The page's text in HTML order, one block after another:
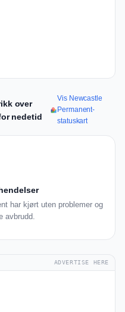
over
nedetid
Vis Newcastle
Permanent-
statuskart
har kjørt uten problemer og
avbrudd.
ADVERTISE HERE